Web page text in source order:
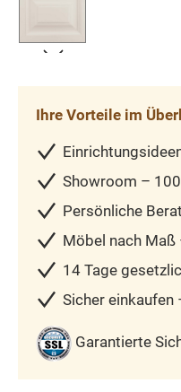
Ihre Vorteile im
Showroom –
Persönliche
Möbel nach
14 Tage
Sicher einkaufen
Garantierte